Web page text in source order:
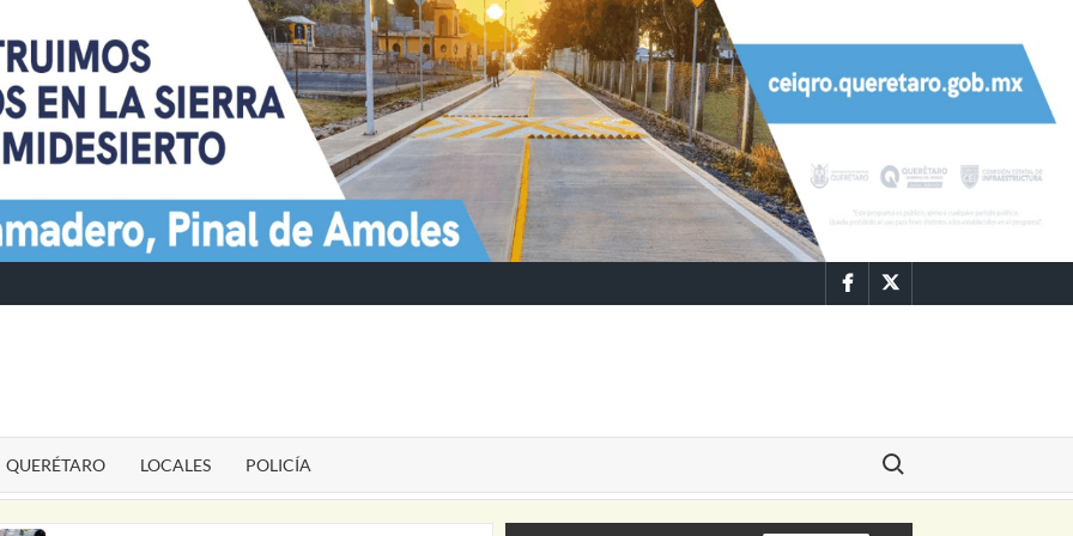
FacebookTwitter
QUERÉTARO LOCALES POLICÍA
Buscar: